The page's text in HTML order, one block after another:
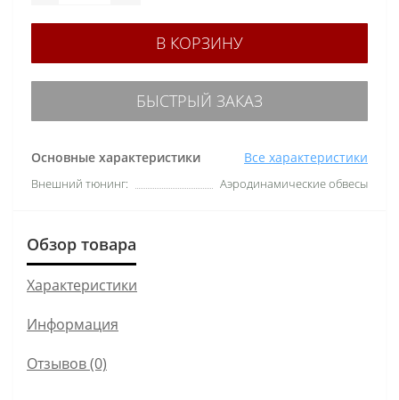
Основные характеристики Все характеристики
Внешний тюнинг: Аэродинамические обвесы
В КОРЗИНУ
БЫСТРЫЙ ЗАКАЗ
Обзор товара
Характеристики
Информация
Отзывов (0)